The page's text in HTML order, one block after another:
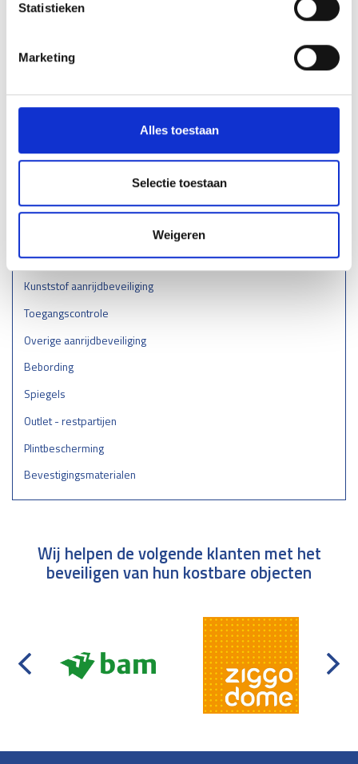
Statistieken
Marketing
Alles toestaan
Selectie toestaan
Weigeren
Verkeersremmendmaatregelen -
Gladheidsbestrijding
Flexpalen/Hekken/Diamantkoppalen
Stootrand & Stootlijst
Leuningen
Kunststof barriers
Kunststof aanrijdbeveiliging
Toegangscontrole
Overige aanrijdbeveiliging
Bebording
Spiegels
Outlet - restpartijen
Plintbescherming
Bevestigingsmaterialen
Wij helpen de volgende klanten met het
beveiligen van hun kostbare objecten